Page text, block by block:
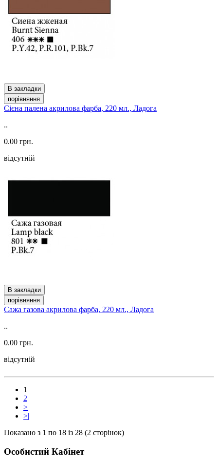
В закладки
порівняння
Сієна палена акрилова фарба, 220 мл., Ладога
..
0.00 грн.
відсутній
В закладки
порівняння
Сажа газова акрилова фарба, 220 мл., Ладога
..
0.00 грн.
відсутній
1
2
>
>|
Показано з 1 по 18 із 28 (2 сторінок)
Особистий Кабінет